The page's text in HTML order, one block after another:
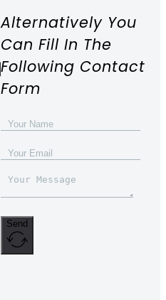
Alternatively You
Can Fill In The
Following Contact
Form
Send